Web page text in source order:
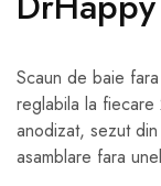
Scaun de baie
reglabila la fiecare
anodizat, sezut
asamblare fara